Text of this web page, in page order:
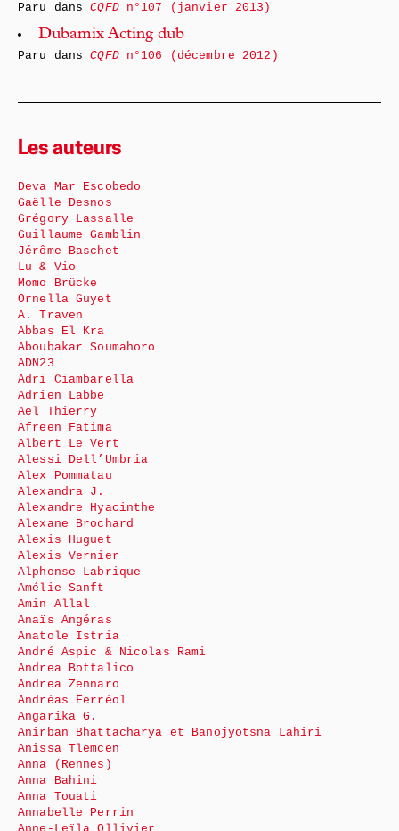
Paru dansCQFDn°107 (janvier 2013)
Dubamix Acting dub
Paru dansCQFDn°106 (décembre 2012)
Les auteurs
Deva Mar Escobedo
Gaëlle Desnos
Grégory Lassalle
Guillaume Gamblin
Jérôme Baschet
Lu & Vio
Momo Brücke
Ornella Guyet
A. Traven
Abbas El Kra
Aboubakar Soumahoro
ADN23
Adri Ciambarella
Adrien Labbe
Aël Thierry
Afreen Fatima
Albert Le Vert
Alessi Dell’Umbria
Alex Pommatau
Alexandra J.
Alexandre Hyacinthe
Alexane Brochard
Alexis Huguet
Alexis Vernier
Alphonse Labrique
Amélie Sanft
Amin Allal
Anaïs Angéras
Anatole Istria
André Aspic & Nicolas Rami
Andrea Bottalico
Andrea Zennaro
Andréas Ferréol
Angarika G.
Anirban Bhattacharya et Banojyotsna Lahiri
Anissa Tlemcen
Anna (Rennes)
Anna Bahini
Anna Touati
Annabelle Perrin